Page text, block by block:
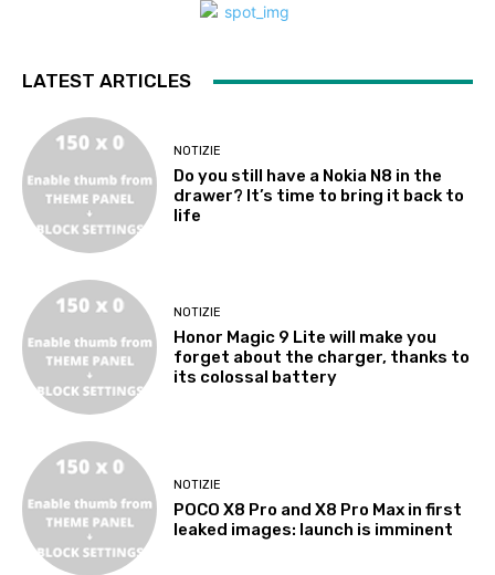
LATEST ARTICLES
NOTIZIE
Do you still have a Nokia N8 in the
drawer? It’s time to bring it back to
life
NOTIZIE
Honor Magic 9 Lite will make you
forget about the charger, thanks to
its colossal battery
NOTIZIE
POCO X8 Pro and X8 Pro Max in first
leaked images: launch is imminent